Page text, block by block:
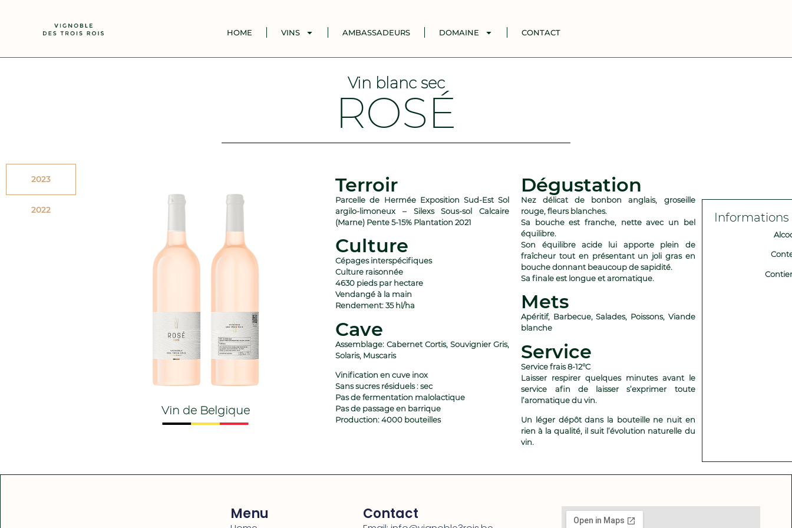
HOME VINS AMBASSADEURS DOMAINE CONTACT
Vin blanc sec
ROSÉ
2023
2022
Vin de Belgique
Terroir
Parcelle de Hermée Exposition Sud-Est Sol
argilo-limoneux – Silexs Sous-sol Calcaire
(Marne) Pente 5-15% Plantation 2021
Culture
Cépages interspécifiques
Culture raisonnée
4630 pieds par hectare
Vendangé à la main
Rendement: 35 hl/ha
Cave
Assemblage: Cabernet Cortis, Souvignier Gris,
Solaris, Muscaris
Vinification en cuve inox
Sans sucres résiduels : sec
Pas de fermentation malolactique
Pas de passage en barrique
Production: 4000 bouteilles
Dégustation
Nez délicat de bonbon anglais, groseille
rouge, fleurs blanches.
Sa bouche est franche, nette avec un bel
équilibre.
Son équilibre acide lui apporte plein de
fraîcheur tout en présentant un joli gras en
bouche donnant beaucoup de sapidité.
Sa finale est longue et aromatique.
Mets
Apéritif, Barbecue, Salades, Poissons, Viande
blanche
Service
Service frais 8-12°C
Laisser respirer quelques minutes avant le
service afin de laisser s’exprimer toute
l’aromatique du vin.
Un léger dépôt dans la bouteille ne nuit en
rien à la qualité, il suit l’évolution naturelle du
vin.
Informations
Menu Contact